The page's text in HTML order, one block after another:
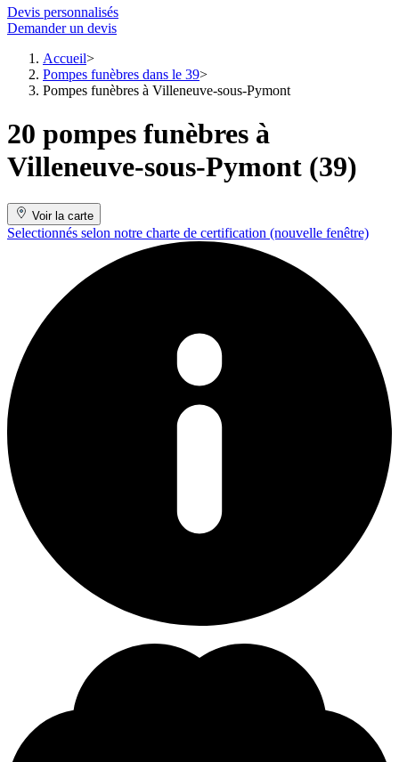
Devis personnalisés
Demander un devis
Accueil
Pompes funèbres dans le 39
Pompes funèbres à Villeneuve-sous-Pymont
20 pompes funèbres à
Villeneuve-sous-Pymont (39)
Voir la carte
Selectionnés selon notre charte de certification (nouvelle fenêtre)